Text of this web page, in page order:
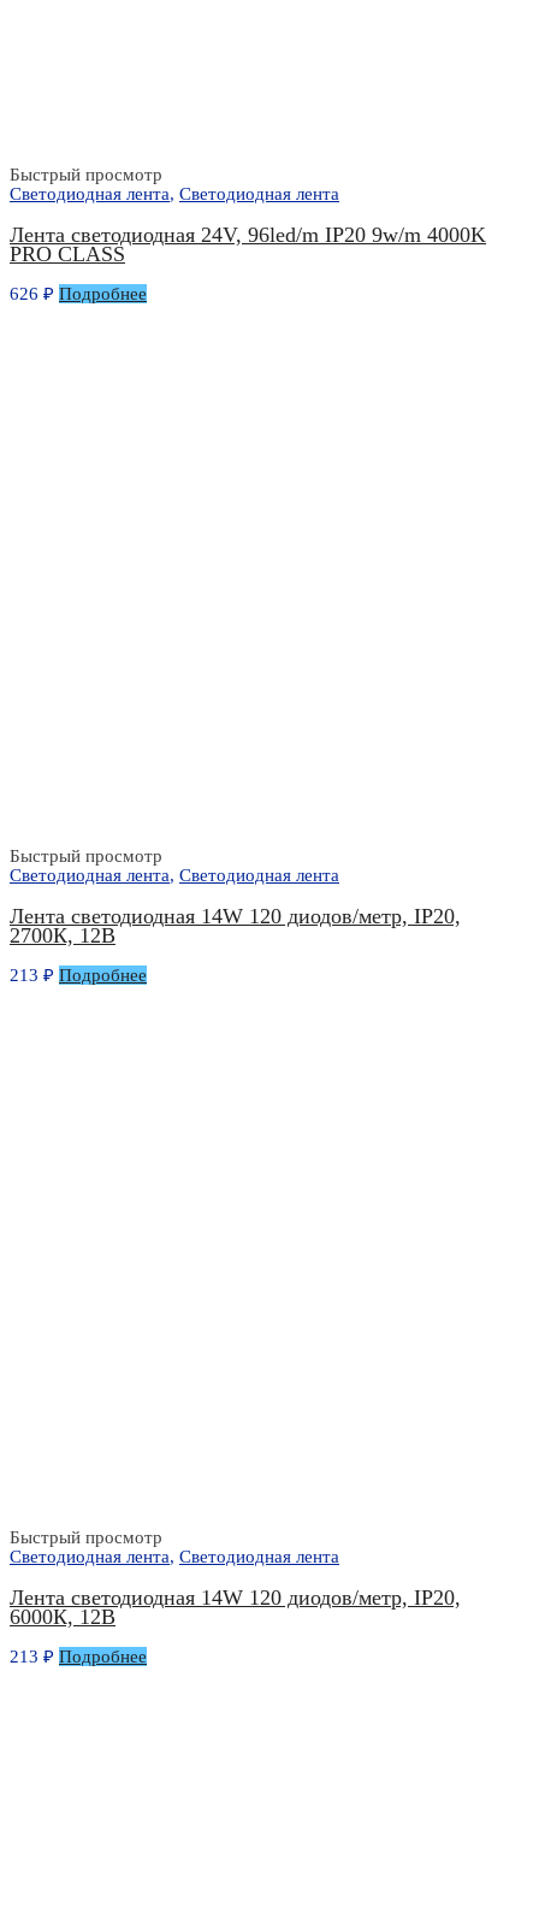
Быстрый просмотр
Светодиодная лента, Светодиодная лента
Лента светодиодная 24V, 96led/m IP20 9w/m 4000K
PRO CLASS
626 ₽ Подробнее
Быстрый просмотр
Светодиодная лента, Светодиодная лента
Лента светодиодная 14W 120 диодов/метр, IP20,
2700К, 12В
213 ₽ Подробнее
Быстрый просмотр
Светодиодная лента, Светодиодная лента
Лента светодиодная 14W 120 диодов/метр, IP20,
6000К, 12В
213 ₽ Подробнее